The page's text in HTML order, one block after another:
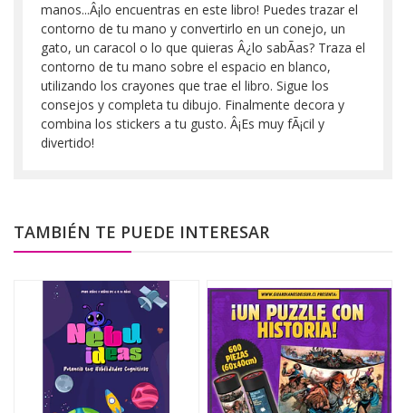
manos...Â¡lo encuentras en este libro! Puedes trazar el
contorno de tu mano y convertirlo en un conejo, un
gato, un caracol o lo que quieras Â¿lo sabÃ­as? Traza el
contorno de tu mano sobre el espacio en blanco,
utilizando los crayones que trae el libro. Sigue los
consejos y completa tu dibujo. Finalmente decora y
combina los stickers a tu gusto. Â¡Es muy fÃ¡cil y
divertido!
TAMBIÉN TE PUEDE INTERESAR